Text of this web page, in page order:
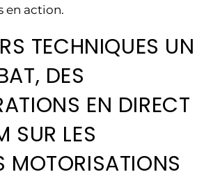
en action.
TECHNIQUES UN
DES
EN DIRECT
SUR LES
MOTORISATIONS